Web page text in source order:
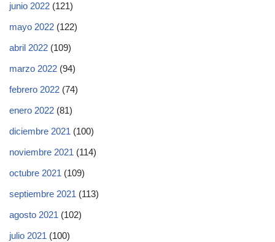
junio 2022 (121)
mayo 2022 (122)
abril 2022 (109)
marzo 2022 (94)
febrero 2022 (74)
enero 2022 (81)
diciembre 2021 (100)
noviembre 2021 (114)
octubre 2021 (109)
septiembre 2021 (113)
agosto 2021 (102)
julio 2021 (100)